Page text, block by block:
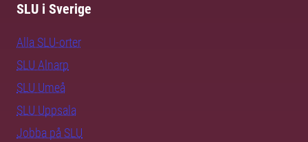
SLU i Sverige
Alla SLU-orter
SLU Alnarp
SLU Umeå
SLU Uppsala
Jobba på SLU